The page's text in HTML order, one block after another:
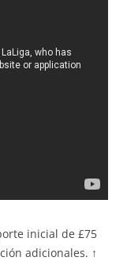
inicial de £75
adicionales. ↑